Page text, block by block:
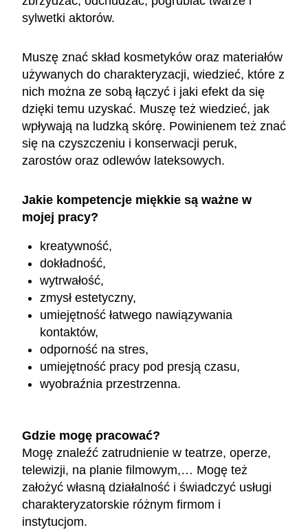
sylwetki aktorów.
Muszę znać skład kosmetyków oraz materiałów
używanych do charakteryzacji, wiedzieć, które z
nich można ze sobą łączyć i jaki efekt da się
dzięki temu uzyskać. Muszę też wiedzieć, jak
wpływają na ludzką skórę. Powinienem też znać
się na czyszczeniu i konserwacji peruk,
zarostów oraz odlewów lateksowych.
Jakie kompetencje miękkie są ważne w
mojej pracy?
kreatywność,
dokładność,
wytrwałość,
zmysł estetyczny,
umiejętność łatwego nawiązywania
kontaktów,
odporność na stres,
umiejętność pracy pod presją czasu,
wyobraźnia przestrzenna.
Gdzie mogę pracować?
Mogę znaleźć zatrudnienie w teatrze, operze,
telewizji, na planie filmowym,… Mogę też
założyć własną działalność i świadczyć usługi
charakteryzatorskie różnym firmom i
instytucjom.